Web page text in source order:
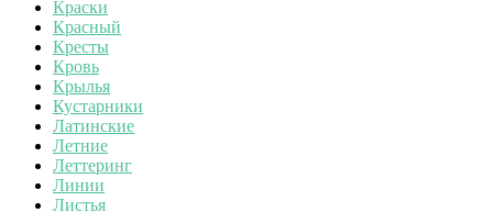
Краски
Красный
Кресты
Кровь
Крылья
Кустарники
Латинские
Летние
Леттеринг
Линии
Листья